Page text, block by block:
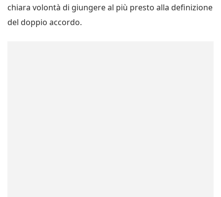
chiara volontà di giungere al più presto alla definizione
del doppio accordo.